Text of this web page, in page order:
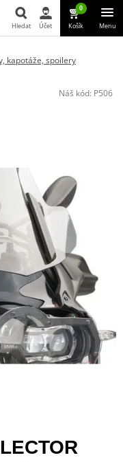
Hledat
Hledat Účet
0
Košík Menu
kapotáže, spoilery
Náš kód: P506